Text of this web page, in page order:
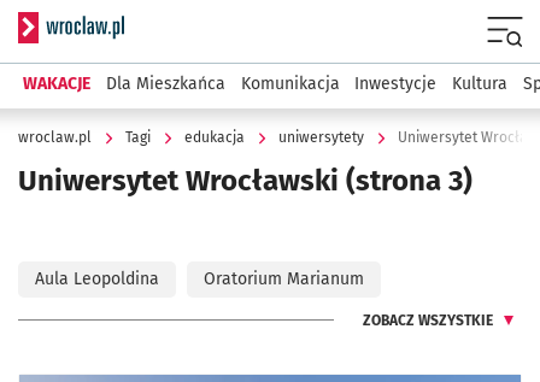
Serwis informacyjny wroclaw.pl
WAKACJE Dla Mieszkańca Komunikacja Inwestycje Kultura
wroclaw.pl Tagi edukacja uniwersytety Uniwersytet
Uniwersytet Wrocławski (strona 3)
Aula Leopoldina Oratorium Marianum
ZOBACZ WSZYSTKIE